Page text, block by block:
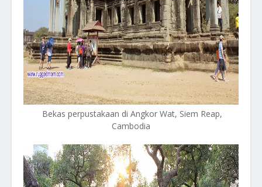
Bekas perpustakaan di Angkor Wat, Siem Reap,
Cambodia